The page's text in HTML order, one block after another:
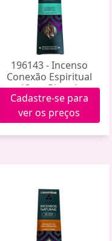
196143 - Incenso
Conexão Espiritual
(Casa Rittua)
Cadastre-se para
ver os preços